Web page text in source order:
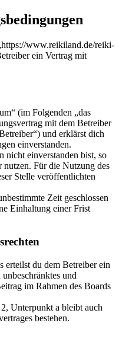
www.reikiland.de/reiki-
ein Vertrag mit
(im Folgenden „das
mit dem Betreiber
und erklärst dich
einverstanden.
nicht einverstanden bist, so
Für die Nutzung des
Stelle veröffentlichten
Zeit geschlossen
Einhaltung einer Frist
erteilst du dem Betreiber ein
und
im Rahmen des Boards
Unterpunkt a bleibt auch
bestehen.